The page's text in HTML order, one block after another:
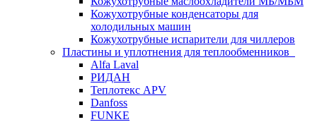
Кожухотрубные конденсаторы для
холодильных машин
Кожухотрубные испарители для чиллеров
Пластины и уплотнения для теплообменников
Alfa Laval
РИДАН
Теплотекс APV
Danfoss
FUNKE